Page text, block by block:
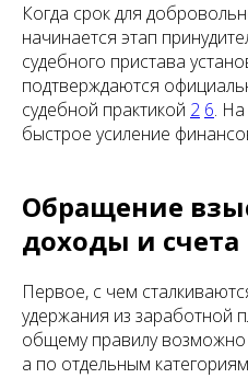
Когда срок для
начинается этап
судебного пристава
подтверждаются
судебной практикой 2 6. На
быстрое усиление
Обращение
доходы и счета
Первое, с чем
удержания из заработной
общему правилу возможно
а по отдельным